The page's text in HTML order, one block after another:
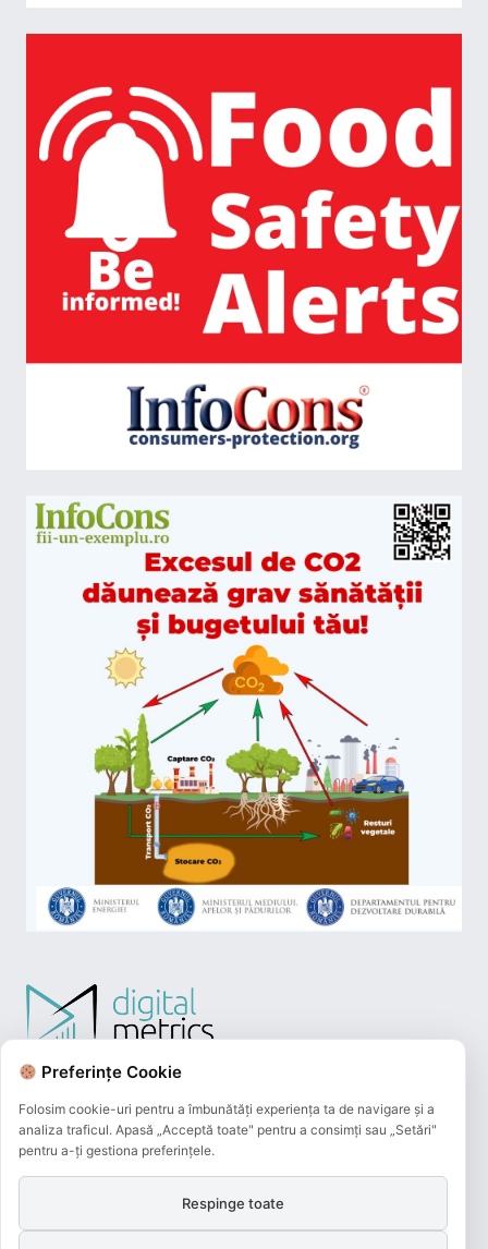
Plățile online efectuate pe acest site
Preferințe Cookie
Folosim cookie-uri pentru a îmbunătăți experiența ta de navigare și a
analiza traficul. Apasă „Acceptă toate" pentru a consimți sau „Setări"
pentru a-ți gestiona preferințele.
Respinge toate